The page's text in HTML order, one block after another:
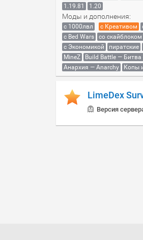
1.19.81
1.20
Моды и дополнения:
с 1000лвл c Креативом
с Bed Wars
со
с Экономикой
пиратские
MineZ
Build Battle — Битва
Анархия — Anarchy
Копы
LimeDex
Версия